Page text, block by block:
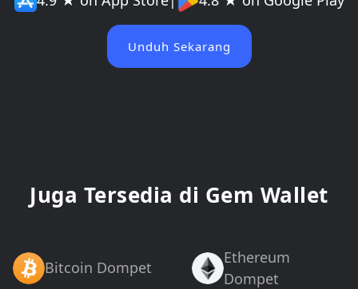
Unduh Sekarang
Juga Tersedia di Gem Wallet
Bitcoin Dompet
Ethereum
Dompet